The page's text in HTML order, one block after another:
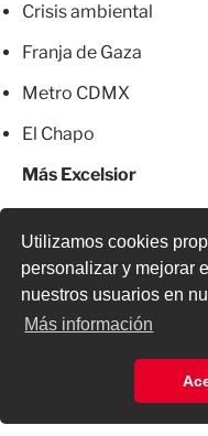
Utilizamos cookies
personalizar y mejorar
nuestros usuarios en
Más información
Crisis ambiental
Franja de Gaza
Metro CDMX
El Chapo
Más Excelsior
© 2026 Todos los derechos
o parcial,